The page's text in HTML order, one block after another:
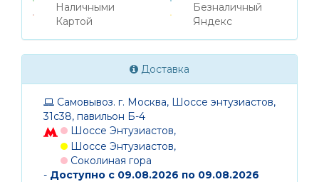
Наличными
Картой
Безналичный
Яндекс
Доставка
Самовывоз. г. Москва, Шоссе энтузиастов,
31с38, павильон Б-4
Шоссе Энтузиастов,
Шоссе Энтузиастов,
Соколиная гора
- Доступно с 09.08.2026 по 09.08.2026